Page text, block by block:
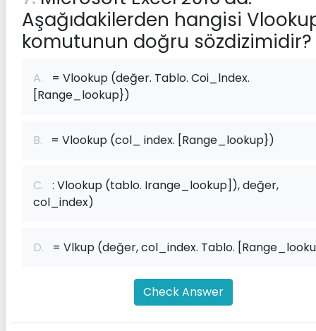
Aşağıdakilerden hangisi
komutunun doğru sözdizimidir?
A. = Vlookup (değer. Tablo. Coi_lndex.
[Range_lookup})
B. = Vlookup (col_ index. [Range_lookup})
C. : Vlookup (tablo. Irange_lookup]), değer,
col_index)
D. = Vlkup (değer, col_index. Tablo.
Check Answer